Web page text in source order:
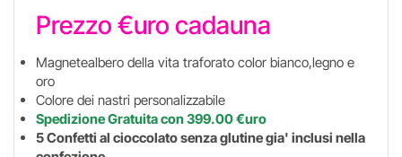
Prezzo €uro cadauna
Magnetealbero della vita traforato color bianco,legno e
oro
Colore dei nastri personalizzabile
Spedizione Gratuita con 399.00 €uro
5 Confetti al cioccolato senza glutine gia' inclusi nella